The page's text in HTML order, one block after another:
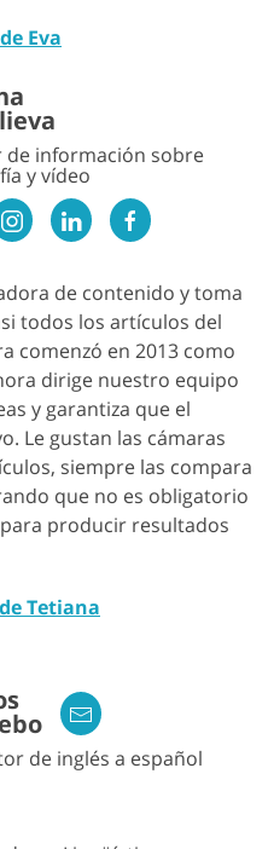
Eva
de información sobre
y vídeo
de contenido y toma
todos los artículos del
comenzó en 2013 como
dirige nuestro equipo
y garantiza que el
Le gustan las cámaras
siempre las compara
que no es obligatorio
producir resultados
Tetiana
de inglés a español